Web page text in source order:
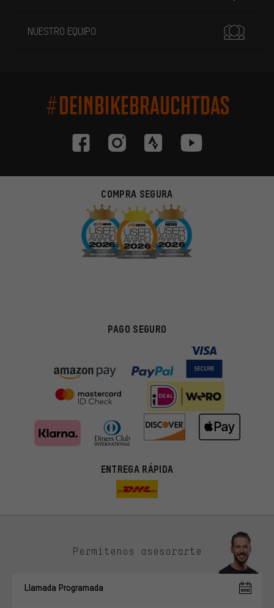
NUESTRO EQUIPO
#DEINBIKEBRAUCHTDAS
COMPRA SEGURA
PAGO SEGURO
ENTREGA RÁPIDA
Permítenos asesorarte
Llamada Programada
ti. Las cookies de marketing nos ayudan a identificar tus